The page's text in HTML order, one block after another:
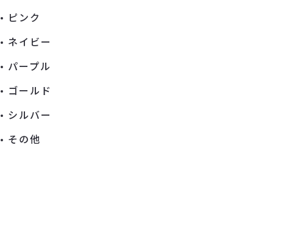
ピンク
ネイビー
パープル
ゴールド
シルバー
その他